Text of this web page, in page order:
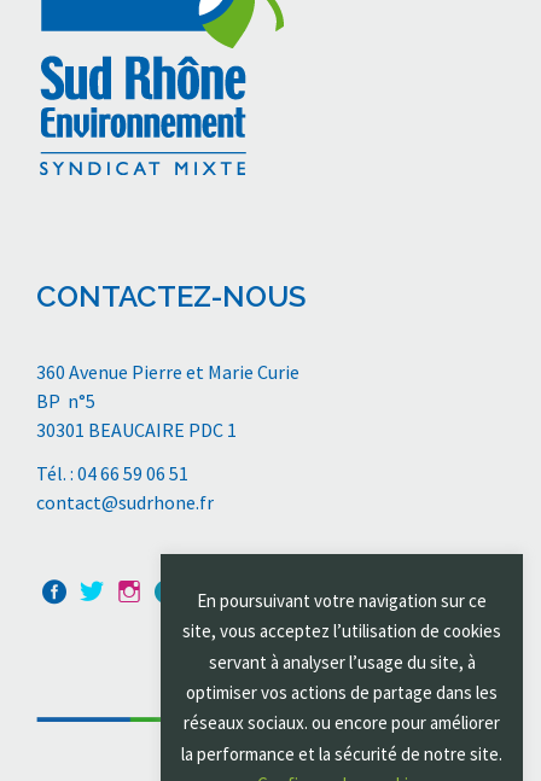
CONTACTEZ-NOUS
360 Avenue Pierre et Marie Curie
BP n°5
30301 BEAUCAIRE PDC 1
Tél. : 04 66 59 06 51
contact@sudrhone.fr
En poursuivant votre navigation sur ce
site, vous acceptez l’utilisation de cookies
servant à analyser l’usage du site, à
optimiser vos actions de partage dans les
réseaux sociaux. ou encore pour améliorer
la performance et la sécurité de notre site.